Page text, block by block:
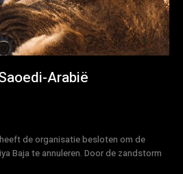
Arabië
de organisatie besloten om de
Baja te annuleren. Door de zandstorm